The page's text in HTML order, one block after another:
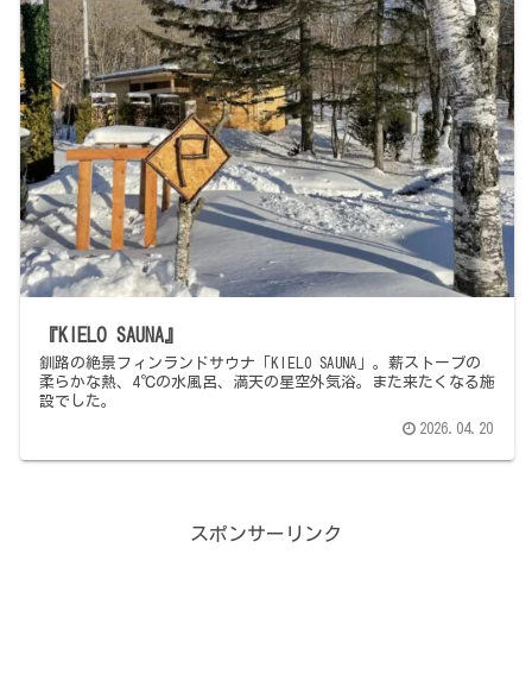
『KIELO SAUNA』
釧路の絶景フィンランドサウナ「KIELO SAUNA」。薪ストーブの
柔らかな熱、4℃の水風呂、満天の星空外気浴。また来たくなる施
設でした。
2026.04.20
スポンサーリンク